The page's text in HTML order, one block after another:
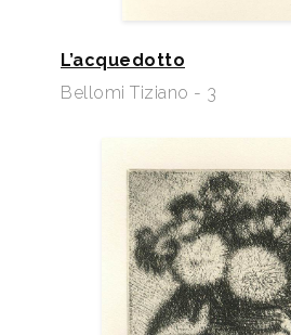
L’acquedotto
Bellomi Tiziano - 3